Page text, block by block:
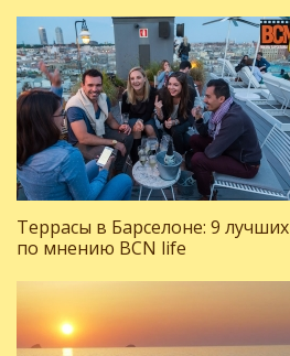
Террасы в Барселоне: 9 лучших
по мнению BCN life